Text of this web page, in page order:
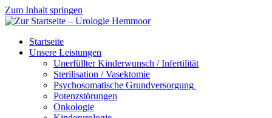
Zum Inhalt springen
Startseite
Unsere Leistungen
Unerfüllter Kinderwunsch / Infertilität
Sterilisation / Vasektomie
Psychosomatische Grundversorgung
Potenzstörungen
Onkologie